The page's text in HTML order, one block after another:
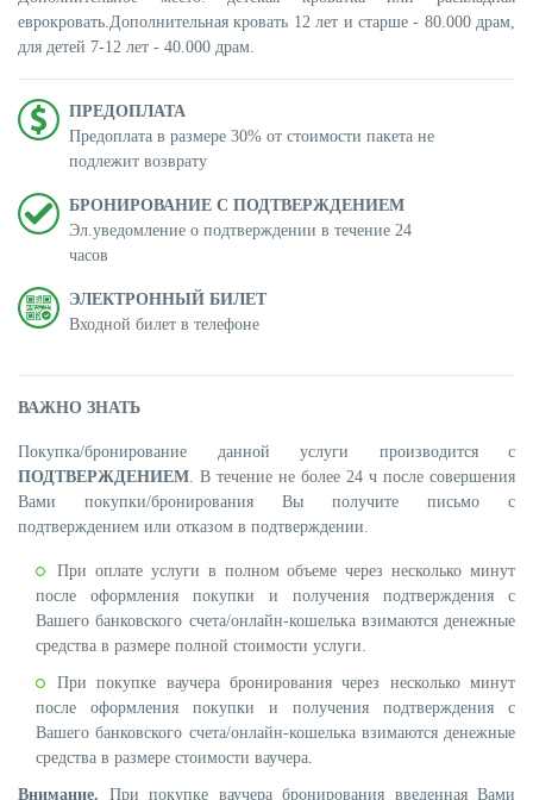
еврокровать.Дополнительная кровать 12 лет и старше - 80.000 драм,
для детей 7-12 лет - 40.000 драм.
ПРЕДОПЛАТА
Предоплата в размере 30% от стоимости пакета не
подлежит возврату
БРОНИРОВАНИЕ С ПОДТВЕРЖДЕНИЕМ
Эл.уведомление о подтверждении в течение 24
часов
ЭЛЕКТРОННЫЙ БИЛЕТ
Входной билет в телефоне
ВАЖНО ЗНАТЬ
Покупка/бронирование данной услуги производится с
ПОДТВЕРЖДЕНИЕМ. В течение не более 24 ч после совершения
Вами покупки/бронирования Вы получите письмо с
подтверждением или отказом в подтверждении.
При оплате услуги в полном объеме через несколько минут
после оформления покупки и получения подтверждения с
Вашего банковского счета/онлайн-кошелька взимаются денежные
средства в размере полной стоимости услуги.
При покупке ваучера бронирования через несколько минут
после оформления покупки и получения подтверждения с
Вашего банковского счета/онлайн-кошелька взимаются денежные
средства в размере стоимости ваучера.
Внимание. При покупке ваучера бронирования введенная Вами